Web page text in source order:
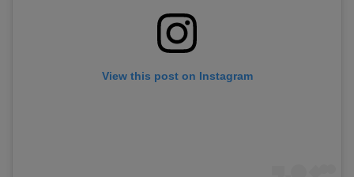
View this post on Instagram